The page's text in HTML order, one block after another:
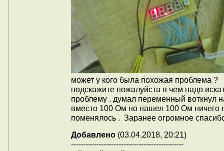
может у кого была похожая проблема ?
подскажите пожалуйста в чем надо
проблему . думал переменный воткнул
вместо 100 Ом но нашел 100 Ом ничего
поменялось . Заранее огромное
Добавлено (03.04.2018, 20:21)
---------------------------------------------